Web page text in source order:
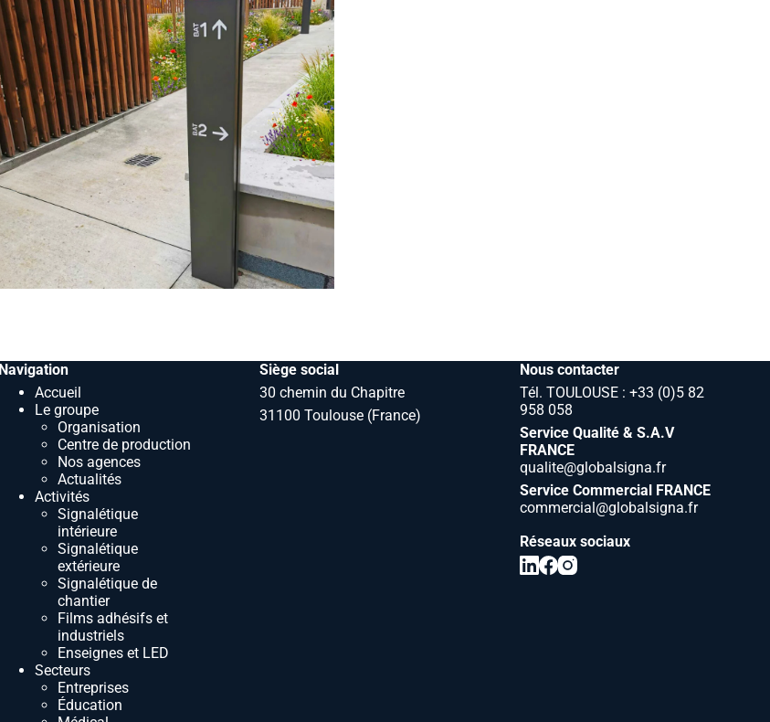
Navigation
Accueil
Le groupe
Organisation
Centre de production
Nos agences
Actualités
Activités
Signalétique
intérieure
Signalétique
extérieure
Signalétique de
chantier
Films adhésifs et
industriels
Enseignes et LED
Secteurs
Entreprises
Éducation
Siège social
30 chemin du Chapitre
31100 Toulouse (France)
Nous contacter
Tél. TOULOUSE : +33 (0)5 82
958 058
Service Qualité & S.A.V
FRANCE
qualite@globalsigna.fr
Service Commercial FRANCE
commercial@globalsigna.fr
Réseaux sociaux